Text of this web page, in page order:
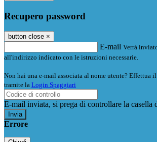
Recupero password
button close ×
E-mail Verrà
all'indirizzo indicato con le istruzioni necessarie.
Non hai una e-mail associata al nome utente? Effettua
tramite la Login Spaggiari
E-mail inviata, si prega di controllare la casella
Errore